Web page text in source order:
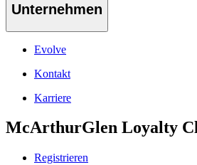
Unternehmen
Evolve
Kontakt
Karriere
McArthurGlen Loyalty
Registrieren